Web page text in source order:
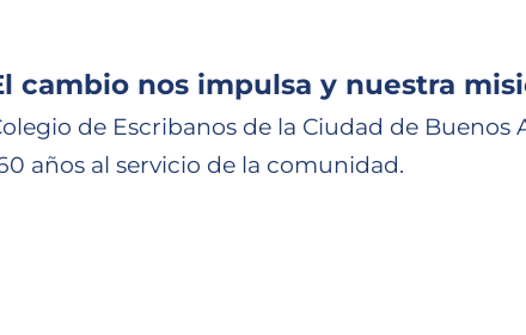
cambio nos impulsa y nuestra
de Escribanos de la Ciudad de Buenos
años al servicio de la comunidad.